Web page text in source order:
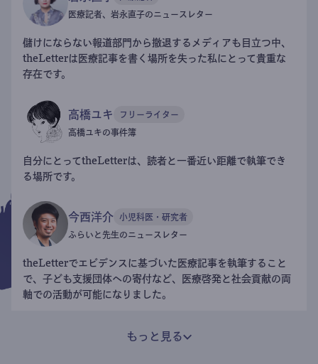
医療記者、岩永直子のニュースレター
儲けにならない報道部門から撤退するメディアも目立つ中、
theLetterは医療記事を書く場所を失った私にとって貴重な
存在です。
高橋ユキ フリーライター
高橋ユキの事件簿
自分にとってtheLetterは、読者と一番近い距離で執筆でき
る場所です。
今西洋介 小児科医・研究者
ふらいと先生のニュースレター
theLetterでエビデンスに基づいた医療記事を執筆すること
で、子ども支援団体への寄付など、医療啓発と社会貢献の両
軸での活動が可能になりました。
もっと見る